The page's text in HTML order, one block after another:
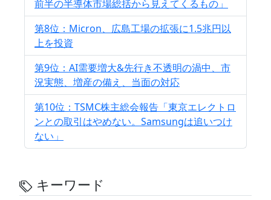
前半の半導体市場総括から見えてくるもの」
第8位：Micron、広島工場の拡張に1.5兆円以
上を投資
第9位：AI需要増大&先行き不透明の渦中、市
況実態、増産の備え、当面の対応
第10位：TSMC株主総会報告「東京エレクトロ
ンとの取引はやめない。Samsungは追いつけ
ない」
キーワード